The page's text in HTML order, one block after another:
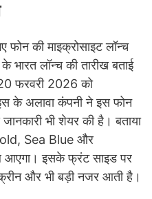
की माइक्रोसाइट लॉन्च
लॉन्च की तारीख बताई
फरवरी 2026 को
के अलावा कंपनी ने इस फोन
भी शेयर की है। बताया
Sea Blue और
इसके फ्रंट साइड पर
और भी बड़ी नजर आती है।